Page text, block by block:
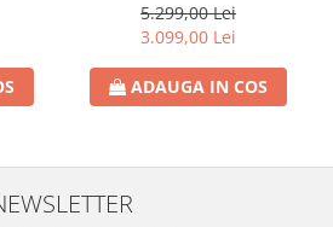
5.299,00 Lei
3.099,00 Lei
ADAUGA IN COS